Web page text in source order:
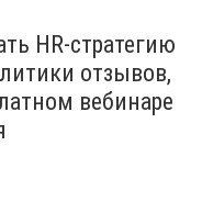
HR-стратегию
отзывов,
вебинаре